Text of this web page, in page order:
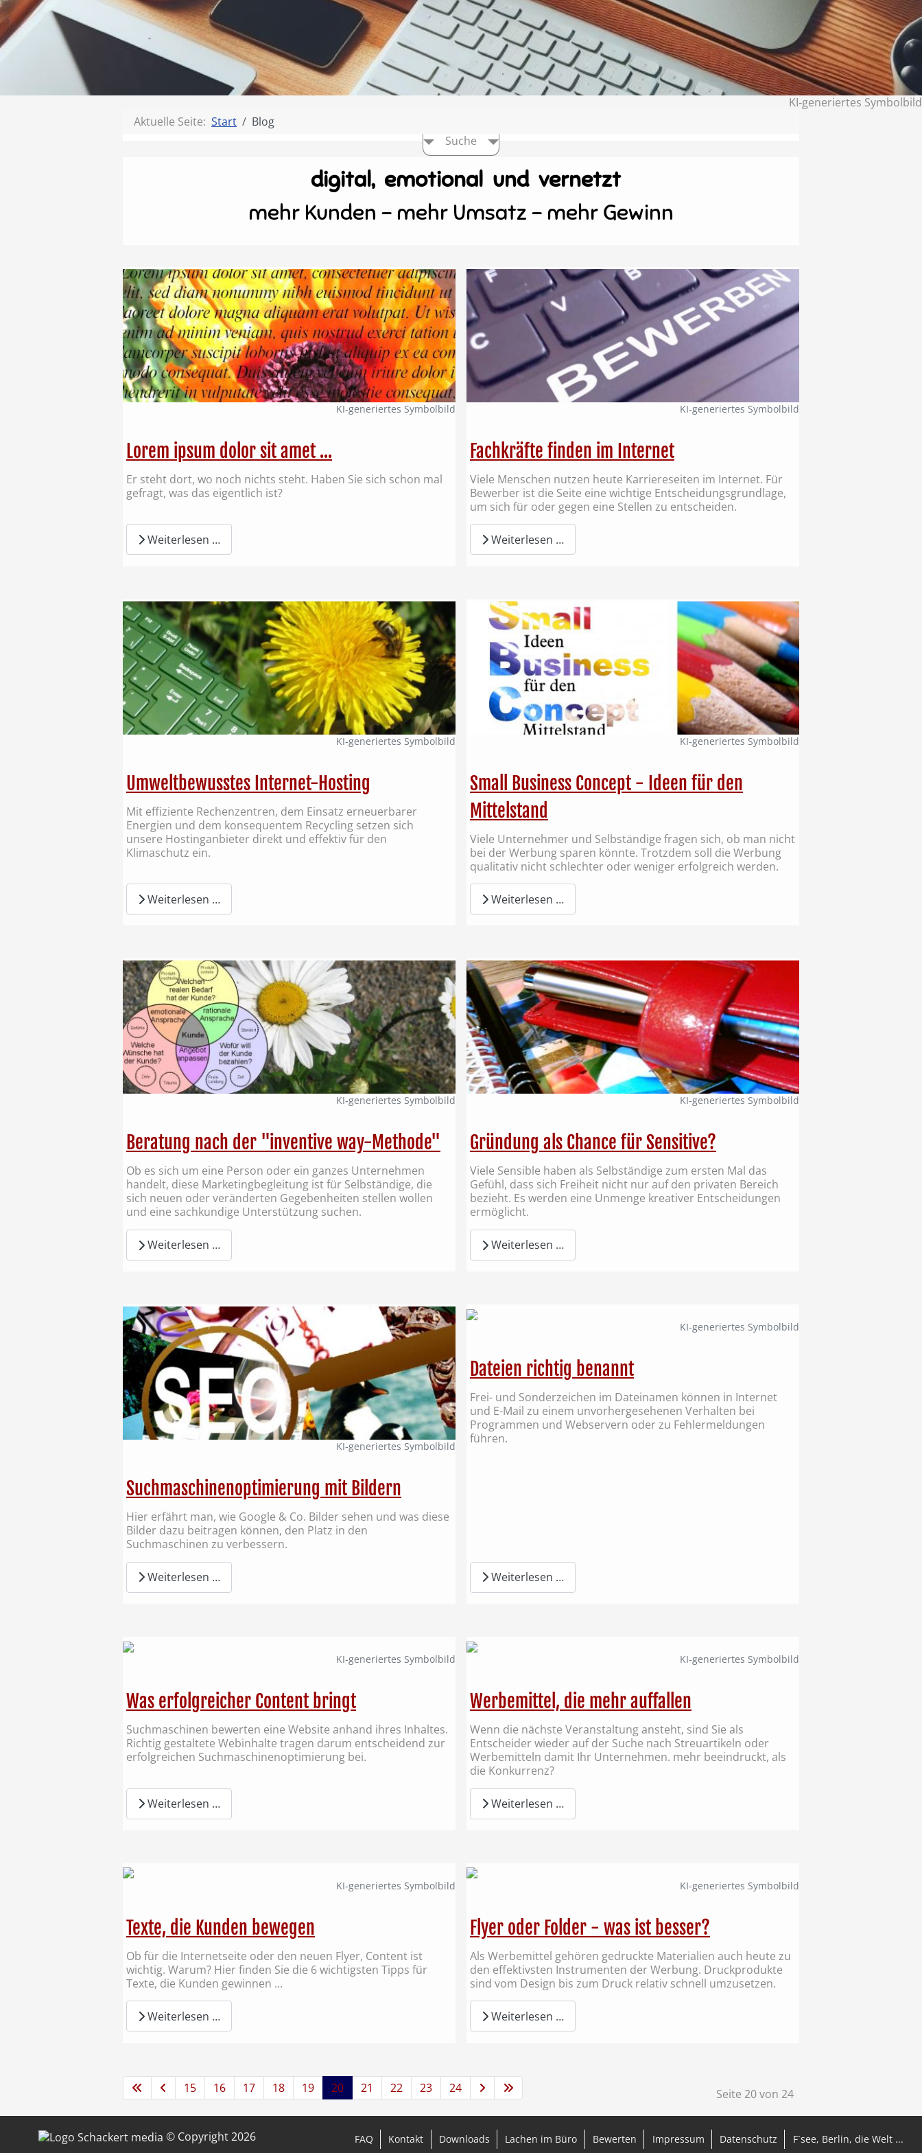
KI‑generiertes Symbolbild
Aktuelle Seite: Start
Blog
Suche
digital, emotional und vernetzt
mehr Kunden - mehr Umsatz - mehr Gewinn
KI‑generiertes Symbolbild
Lorem ipsum dolor sit amet ...
Er steht dort, wo noch nichts steht. Haben Sie sich schon mal
gefragt, was das eigentlich ist?
Weiterlesen …
KI‑generiertes Symbolbild
Fachkräfte finden im Internet
Viele Menschen nutzen heute Karriereseiten im Internet. Für
Bewerber ist die Seite eine wichtige Entscheidungsgrundlage,
um sich für oder gegen eine Stellen zu entscheiden.
Weiterlesen …
KI‑generiertes Symbolbild
Umweltbewusstes Internet-Hosting
Mit effiziente Rechenzentren, dem Einsatz erneuerbarer
Energien und dem konsequentem Recycling setzen sich
unsere Hostinganbieter direkt und effektiv für den
Klimaschutz ein.
Weiterlesen …
KI‑generiertes Symbolbild
Small Business Concept - Ideen für den
Mittelstand
Viele Unternehmer und Selbständige fragen sich, ob man nicht
bei der Werbung sparen könnte. Trotzdem soll die Werbung
qualitativ nicht schlechter oder weniger erfolgreich werden.
Weiterlesen …
KI‑generiertes Symbolbild
Beratung nach der "inventive way-Methode"
Ob es sich um eine Person oder ein ganzes Unternehmen
handelt, diese Marketingbegleitung ist für Selbständige, die
sich neuen oder veränderten Gegebenheiten stellen wollen
und eine sachkundige Unterstützung suchen.
Weiterlesen …
KI‑generiertes Symbolbild
Gründung als Chance für Sensitive?
Viele Sensible haben als Selbständige zum ersten Mal das
Gefühl, dass sich Freiheit nicht nur auf den privaten Bereich
bezieht. Es werden eine Unmenge kreativer Entscheidungen
ermöglicht.
Weiterlesen …
KI‑generiertes Symbolbild
Suchmaschinenoptimierung mit Bildern
Hier erfährt man, wie Google & Co. Bilder sehen und was diese
Bilder dazu beitragen können, den Platz in den
Suchmaschinen zu verbessern.
Weiterlesen …
KI‑generiertes Symbolbild
Dateien richtig benannt
Frei- und Sonderzeichen im Dateinamen können in Internet
und E-Mail zu einem unvorhergesehenen Verhalten bei
Programmen und Webservern oder zu Fehlermeldungen
führen.
Weiterlesen …
KI‑generiertes Symbolbild
Was erfolgreicher Content bringt
Suchmaschinen bewerten eine Website anhand ihres Inhaltes.
Richtig gestaltete Webinhalte tragen darum entscheidend zur
erfolgreichen Suchmaschinenoptimierung bei.
Weiterlesen …
KI‑generiertes Symbolbild
Werbemittel, die mehr auffallen
Wenn die nächste Veranstaltung ansteht, sind Sie als
Entscheider wieder auf der Suche nach Streuartikeln oder
Werbemitteln damit Ihr Unternehmen. mehr beeindruckt, als
die Konkurrenz?
Weiterlesen …
KI‑generiertes Symbolbild
Texte, die Kunden bewegen
Ob für die Internetseite oder den neuen Flyer, Content ist
wichtig. Warum? Hier finden Sie die 6 wichtigsten Tipps für
Texte, die Kunden gewinnen ...
Weiterlesen …
KI‑generiertes Symbolbild
Flyer oder Folder - was ist besser?
Als Werbemittel gehören gedruckte Materialien auch heute zu
den effektivsten Instrumenten der Werbung. Druckprodukte
sind vom Design bis zum Druck relativ schnell umzusetzen.
Weiterlesen …
Seite 20 von 24
15 16 17 18 19 20 21 22 23 24
© Copyright 2026 FAQ Kontakt Downloads Lachen im Büro Bewerten Impressum Datenschutz F´see, Berlin, die Welt ...